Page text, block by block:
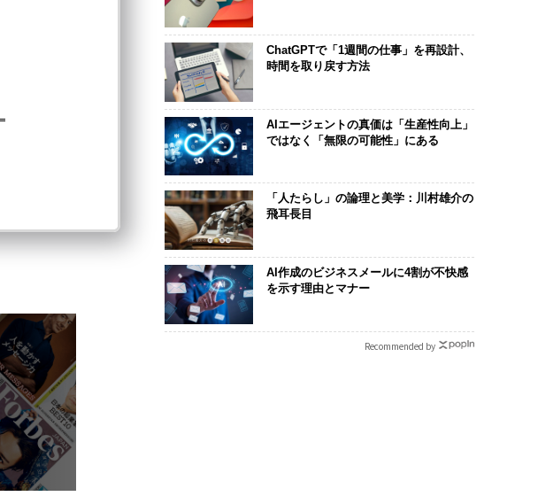
ChatGPTで「1週間の仕事」を再設計、
時間を取り戻す方法
AIエージェントの真価は「生産性向上」
ではなく「無限の可能性」にある
「人たらし」の論理と美学：川村雄介の
飛耳長目
AI作成のビジネスメールに4割が不快感
を示す理由とマナー
Recommended by